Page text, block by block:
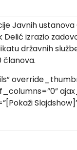
Javnih
izrazio
državnih
članova.